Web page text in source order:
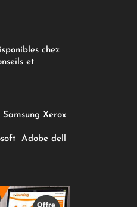
chez
et
Samsung Xerox
Adobe dell